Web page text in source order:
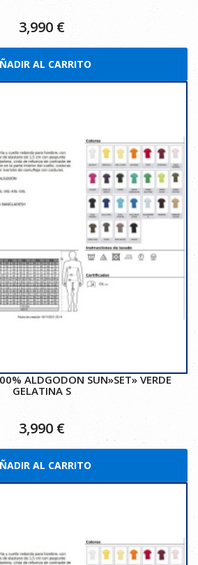
3,990 €
AL CARRITO
ALDGODON SUN»SET» VERDE
GELATINA S
3,990 €
AL CARRITO